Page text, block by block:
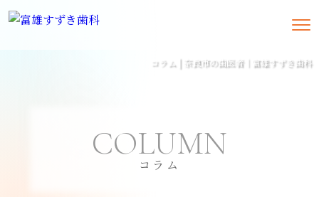
コラム | 奈良市の歯医者｜富雄すずき歯科
COLUMN
コラム